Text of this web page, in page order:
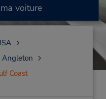
voiture
Angleton
Coast